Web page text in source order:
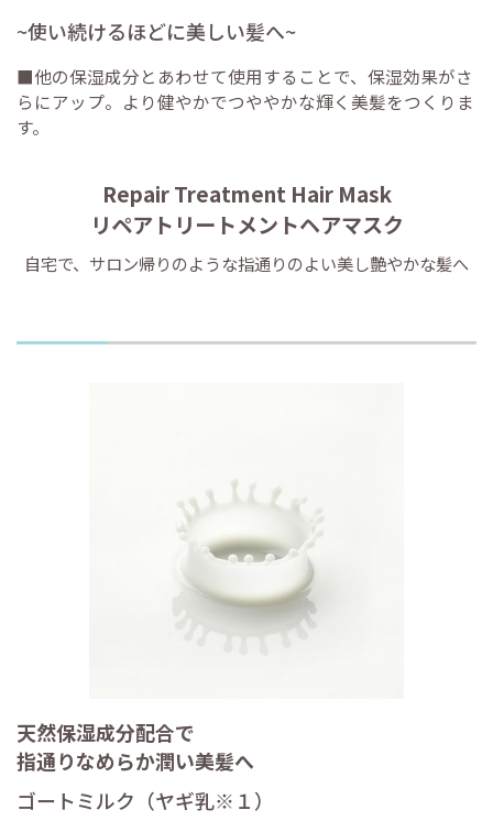
~使い続けるほどに美しい髪へ~
■他の保湿成分とあわせて使用することで、保湿効果がさ
らにアップ。より健やかでつややかな輝く美髪をつくりま
す。
Repair Treatment Hair Mask
リペアトリートメントヘアマスク
自宅で、サロン帰りのような指通りのよい美し艶やかな髪へ
天然保湿成分配合で
指通りなめらか潤い美髪へ
ゴートミルク（ヤギ乳※１）